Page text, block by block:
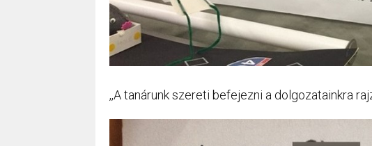
,,A tanárunk szereti befejezni a dolgozatainkra